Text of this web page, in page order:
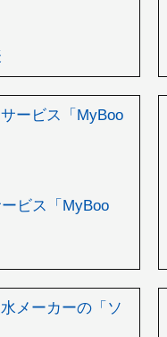
ビス「MyBoo